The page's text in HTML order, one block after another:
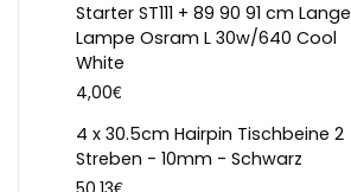
Starter ST111 + 89 90 91 cm Lange
Lampe Osram L 30w/640 Cool
White
4,00€
4 x 30.5cm Hairpin Tischbeine 2
Streben - 10mm - Schwarz